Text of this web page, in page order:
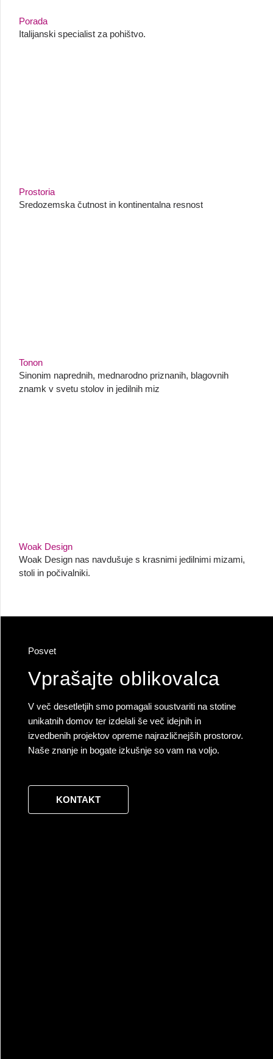
Porada
Italijanski specialist za pohištvo.
Prostoria
Sredozemska čutnost in kontinentalna resnost
Tonon
Sinonim naprednih, mednarodno priznanih, blagovnih
znamk v svetu stolov in jedilnih miz
Woak Design
Woak Design nas navdušuje s krasnimi jedilnimi mizami,
stoli in počivalniki.
Posvet
Vprašajte oblikovalca
V več desetletjih smo pomagali soustvariti na stotine
unikatnih domov ter izdelali še več idejnih in
izvedbenih projektov opreme najrazličnejših prostorov.
Naše znanje in bogate izkušnje so vam na voljo.
KONTAKT